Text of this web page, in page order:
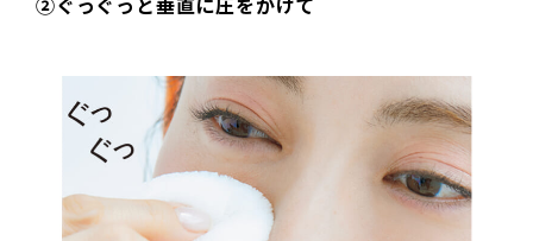
②ぐっぐっと垂直に圧をかけて